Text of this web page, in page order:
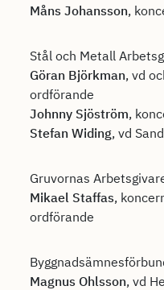
Måns Johansson,
Stål och Metall
Göran Björkman, vd
ordförande
Johnny Sjöström,
Stefan Widing, vd
Gruvornas
Mikael Staffas,
ordförande
Magnus Ohlsson, vd